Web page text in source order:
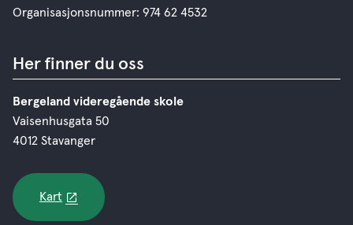
Organisasjonsnummer: 974 62 4532
Her finner du oss
Bergeland videregående skole
Vaisenhusgata 50
4012 Stavanger
Kart